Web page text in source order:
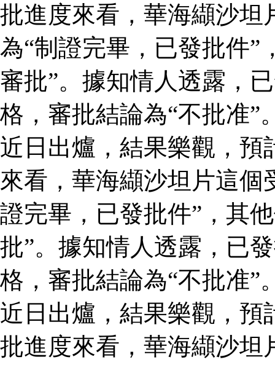
批進度來看，華海纈沙坦
為“制證完畢，已發批件”
審批”。據知情人透露，
格，審批結論為“不批准”
近日出爐，結果樂觀，預
來看，華海纈沙坦片這個
證完畢，已發批件”，其
批”。據知情人透露，已
格，審批結論為“不批准”
近日出爐，結果樂觀，
批進度來看，華海纈沙坦